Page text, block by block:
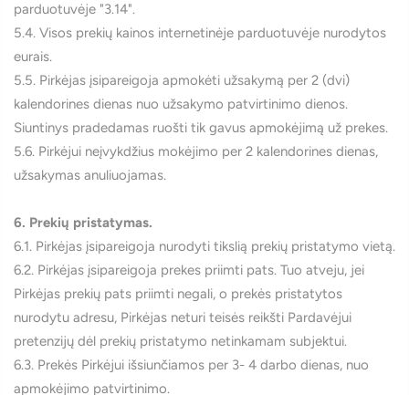
parduotuvėje "3.14".
5.4. Visos prekių kainos internetinėje parduotuvėje nurodytos
eurais.
5.5. Pirkėjas įsipareigoja apmokėti užsakymą per 2 (dvi)
kalendorines dienas nuo užsakymo patvirtinimo dienos.
Siuntinys pradedamas ruošti tik gavus apmokėjimą už prekes.
5.6. Pirkėjui neįvykdžius mokėjimo per 2 kalendorines dienas,
užsakymas anuliuojamas.
6. Prekių pristatymas.
6.1. Pirkėjas įsipareigoja nurodyti tikslią prekių pristatymo vietą.
6.2. Pirkėjas įsipareigoja prekes priimti pats. Tuo atveju, jei
Pirkėjas prekių pats priimti negali, o prekės pristatytos
nurodytu adresu, Pirkėjas neturi teisės reikšti Pardavėjui
pretenzijų dėl prekių pristatymo netinkamam subjektui.
6.3. Prekės Pirkėjui išsiunčiamos per 3- 4 darbo dienas, nuo
apmokėjimo patvirtinimo.